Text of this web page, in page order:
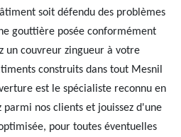
soit défendu des problèmes
gouttière posée conformément
un couvreur zingueur à votre
construits dans tout Mesnil
est le spécialiste reconnu en
parmi nos clients et jouissez d'une
pour toutes éventuelles